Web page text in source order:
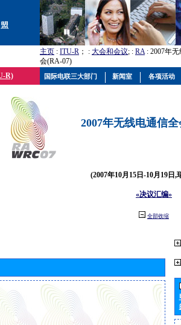
主页 : ITU-R ； : 大会和会议; : RA: 2007年
会(RA-07)
R)
2007年无线电通信
(2007年10月15日-10月19日,
«决议汇编»
全部收缩
国际电联三大部门 新闻室 各项活动